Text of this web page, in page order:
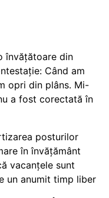
învățătoare din
Când am
opri din plâns. Mi-
a fost corectată în
posturilor
în învățământ
vacanțele sunt
un anumit timp liber